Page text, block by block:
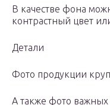
В качестве фона
контрастный цвет
Детали
Фото продукции
А также фото важных